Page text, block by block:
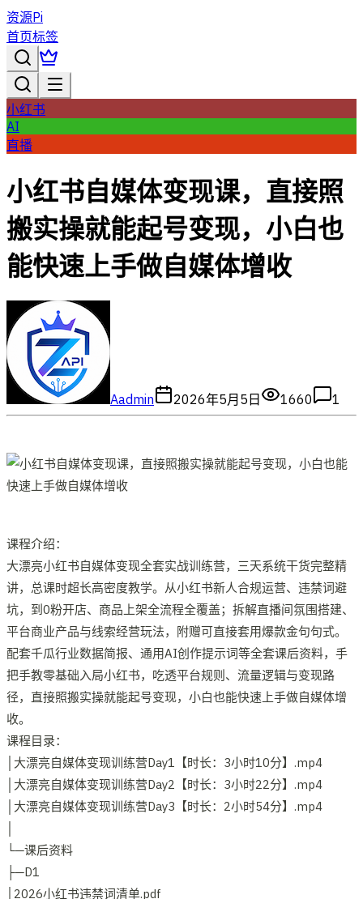
资源Pi
首页标签
小红书
AI
直播
小红书自媒体变现课，直接照
搬实操就能起号变现，小白也
能快速上手做自媒体增收
Aadmin 2026年5月5日 1660 1
课程介绍：
大漂亮小红书自媒体变现全套实战训练营，三天系统干货完整精
讲，总课时超长高密度教学。从小红书新人合规运营、违禁词避
坑，到0粉开店、商品上架全流程全覆盖；拆解直播间氛围搭建、
平台商业产品与线索经营玩法，附赠可直接套用爆款金句句式。
配套千瓜行业数据简报、通用AI创作提示词等全套课后资料，手
把手教零基础入局小红书，吃透平台规则、流量逻辑与变现路
径，直接照搬实操就能起号变现，小白也能快速上手做自媒体增
收。
课程目录：
│大漂亮自媒体变现训练营Day1【时长：3小时10分】.mp4
│大漂亮自媒体变现训练营Day2【时长：3小时22分】.mp4
│大漂亮自媒体变现训练营Day3【时长：2小时54分】.mp4
└─课后资料
├─D1
│2026小红书违禁词清单.pdf